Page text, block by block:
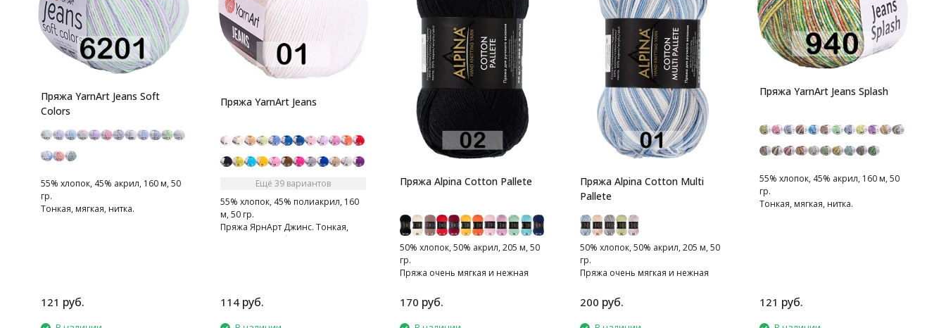
Пряжа YarnArt Jeans Soft
Colors
55% хлопок, 45% акрил, 160 м, 50
гр.
Тонкая, мягкая, нитка.
121 руб.
Пряжа YarnArt Jeans
Ещё 39 вариантов
55% хлопок, 45% полиакрил, 160
м, 50 гр.
Пряжа ЯрнАрт Джинс. Тонкая,
мягкая, слегка бархатистая нитка.
114 руб.
Пряжа Alpina Cotton Pallete
50% хлопок, 50% акрил, 205 м, 50
гр.
Пряжа очень мягкая и нежная
170 руб.
Пряжа Alpina Cotton Multi
Pallete
50% хлопок, 50% акрил, 205 м, 50
гр.
Пряжа очень мягкая и нежная
200 руб.
Пряжа YarnArt Jeans Splash
55% хлопок, 45% акрил, 160 м, 50
гр.
Тонкая, мягкая, нитка.
121 руб.